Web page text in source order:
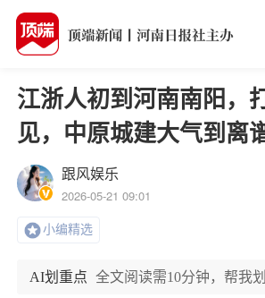
江浙人初到河南南阳，
见，中原城建大气到离
跟风娱乐
2026-05-21 09:01
小编精选
AI划重点 全文阅读需10分钟，帮我